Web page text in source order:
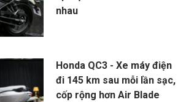
nhau
Honda QC3 - Xe máy điện
đi 145 km sau mỗi lần sạc,
cốp rộng hơn Air Blade